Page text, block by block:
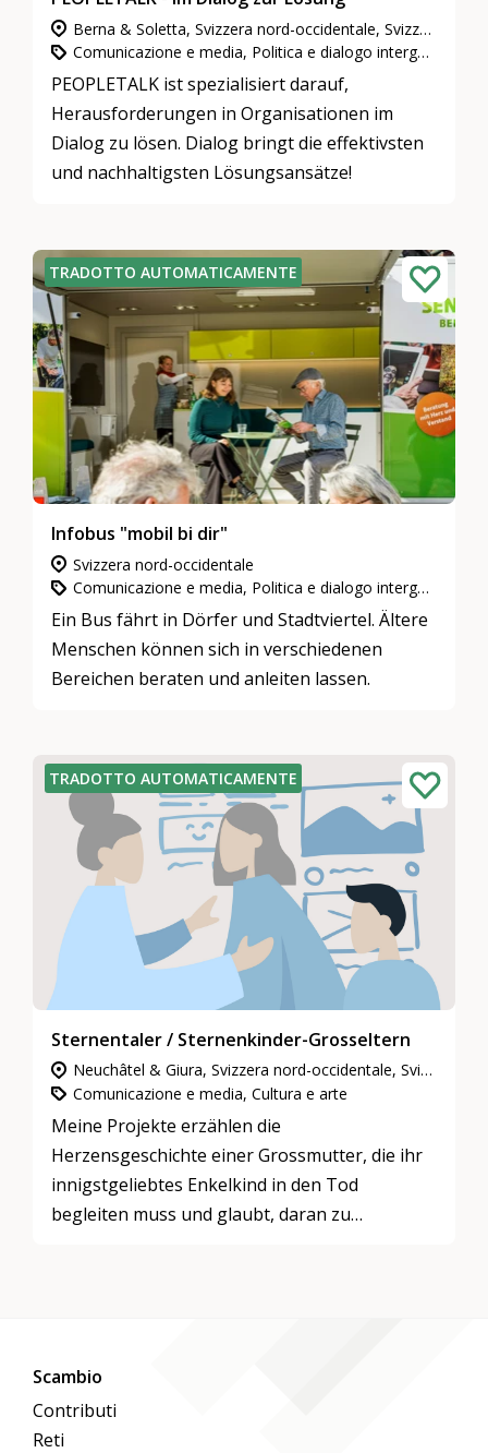
Berna & Soletta, Svizzera nord-occidentale, Svizzera centrale, Zurigo
Comunicazione e media, Politica e dialogo intergenerazionale, Cultura e arte
PEOPLETALK ist spezialisiert darauf,
Herausforderungen in Organisationen im
Dialog zu lösen. Dialog bringt die effektivsten
und nachhaltigsten Lösungsansätze!
TRADOTTO AUTOMATICAMENTE
Infobus "mobil bi dir"
Svizzera nord-occidentale
Comunicazione e media, Politica e dialogo intergenerazionale, Partecipazione, integrazione e inclusione
Ein Bus fährt in Dörfer und Stadtviertel. Ältere
Menschen können sich in verschiedenen
Bereichen beraten und anleiten lassen.
TRADOTTO AUTOMATICAMENTE
Sternentaler / Sternenkinder-Grosseltern
Neuchâtel & Giura, Svizzera nord-occidentale, Svizzera orientale, Ticino, Vaud & Friburgo, Svizzera centrale, Zurigo, Berna & Soletta, Vallese, Grigioni
Comunicazione e media, Cultura e arte
Meine Projekte erzählen die
Herzensgeschichte einer Grossmutter, die ihr
innigstgeliebtes Enkelkind in den Tod
begleiten muss und glaubt, daran zu
Scambio
Contributi
Reti